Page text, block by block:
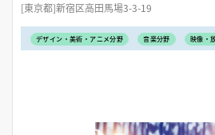
[東京都]新宿区高田馬場3-3-19
デザイン・美術・アニメ分野 音楽分野 映像・